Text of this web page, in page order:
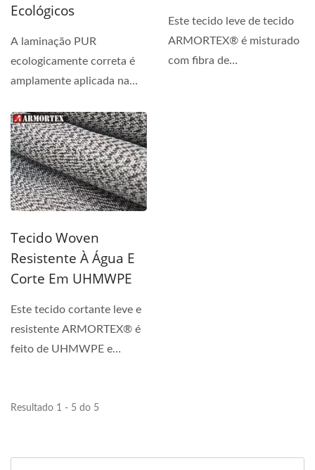
Ecológicos
A laminação PUR
ecologicamente correta é
amplamente aplicada na
Este tecido leve de tecido
ARMORTEX® é misturado
com fibra de
Tecido Woven
Resistente À Água E
Corte Em UHMWPE
Este tecido cortante leve e
resistente ARMORTEX® é
feito de UHMWPE e
Resultado 1 - 5 do 5